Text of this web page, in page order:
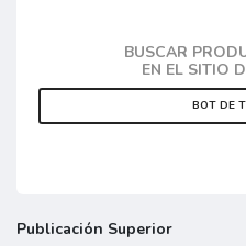
BUSCAR
EN EL SITIO
BOT DE
Publicación Superior